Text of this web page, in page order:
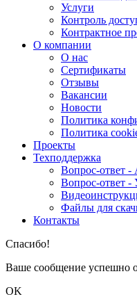
Услуги
Контроль
Контрактное
О компании
О нас
Сертификаты
Отзывы
Вакансии
Новости
Политика
Политика
Проекты
Техподдержка
Вопрос-ответ -
Вопрос-ответ -
Файлы для
Контакты
Спасибо!
Ваше сообщение успешно
OK